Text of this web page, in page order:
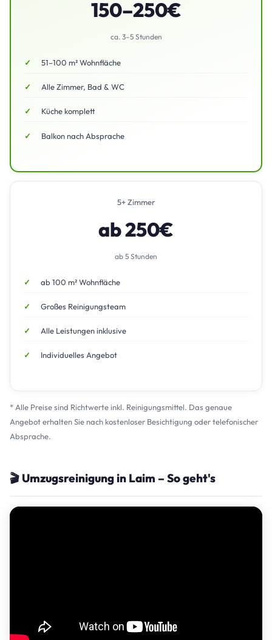
150–250€
ca. 3–5 Stunden
51–100 m² Wohnfläche
Alle Zimmer, Bad & WC
Küche komplett
Balkon nach Absprache
5+ Zimmer
ab 250€
ab 5 Stunden
ab 100 m² Wohnfläche
Großes Reinigungsteam
Alle Leistungen inklusive
Individuelles Angebot
* Alle Preise sind Richtwerte inkl. Reinigungsmittel. Das genaue
Angebot erhalten Sie nach kostenloser Besichtigung oder telefonischer
Absprache.
🎬 Umzugsreinigung in Laim – So geht's